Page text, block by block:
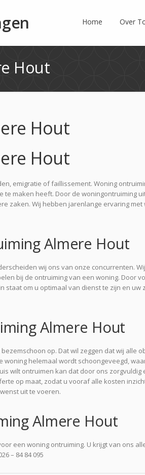
Home Over
Hout
Hout
Hout
emigratie of faillissement. Woning
maken heeft. Door de woningontruiming
zaken. Wij hebben jarenlange ervaring
Almere Hout
wij ons van onze concurrenten.
bij de ontruiming van een woning. Door
staat om u optimaal van dienst te zijn en uw
Almere Hout
op. Dat wil zeggen dat wij alle
helemaal wordt schoongeveegd,
wilt ontruimen kan dat door ons zorgvuldig
op maat, zodat u vooraf alle kosten
uit te voeren.
Almere Hout
een woning ontruiming. U krijgt van ons
– 84 84 095